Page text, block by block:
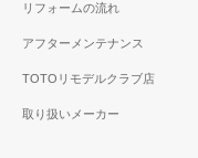
リフォームの流れ
アフターメンテナンス
TOTOリモデルクラブ店
取り扱いメーカー